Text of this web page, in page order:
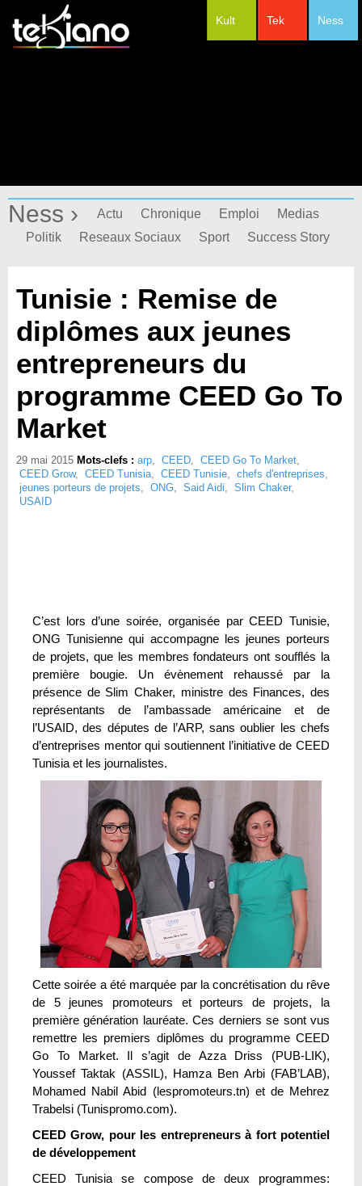
Ness
Tek
Kult
Ness › Actu Chronique Emploi
Medias
Politik
Reseaux Sociaux Sport Success Story
Tunisie : Remise de
diplômes aux jeunes
entrepreneurs du
programme CEED Go To
Market
29 mai 2015 Mots-clefs : arp, CEED, CEED Go To Market,
CEED Grow, CEED Tunisia, CEED Tunisie, chefs d'entreprises,
jeunes porteurs de projets, ONG, Said Aidi, Slim Chaker,
USAID
C’est lors d’une soirée, organisée par CEED Tunisie,
ONG Tunisienne qui accompagne les jeunes porteurs
de projets, que les membres fondateurs ont soufflés la
première bougie. Un évènement rehaussé par la
présence de Slim Chaker, ministre des Finances, des
représentants de l’ambassade américaine et de
l’USAID, des députes de l’ARP, sans oublier les chefs
d’entreprises mentor qui soutiennent l’initiative de CEED
Tunisia et les journalistes.
Cette soirée a été marquée par la concrétisation du rêve
de 5 jeunes promoteurs et porteurs de projets, la
première génération lauréate. Ces derniers se sont vus
remettre les premiers diplômes du programme CEED
Go To Market. Il s’agit de Azza Driss (PUB-LIK),
Youssef Taktak (ASSIL), Hamza Ben Arbi (FAB’LAB),
Mohamed Nabil Abid (lespromoteurs.tn) et de Mehrez
Trabelsi (Tunispromo.com).
CEED Grow, pour les entrepreneurs à fort potentiel
de développement
CEED Tunisia se compose de deux programmes: